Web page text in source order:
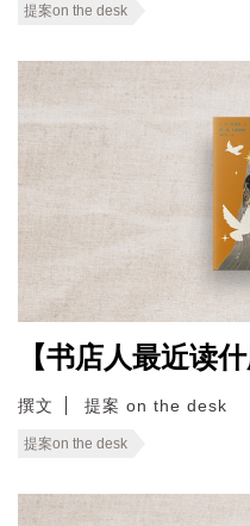
提案on the desk
【书店人最近读
撰文 提案 on the desk
提案on the desk